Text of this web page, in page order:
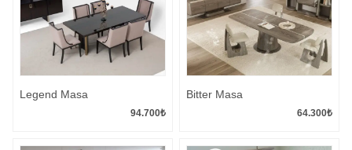
Legend Masa
94.700₺
Bitter Masa
64.300₺